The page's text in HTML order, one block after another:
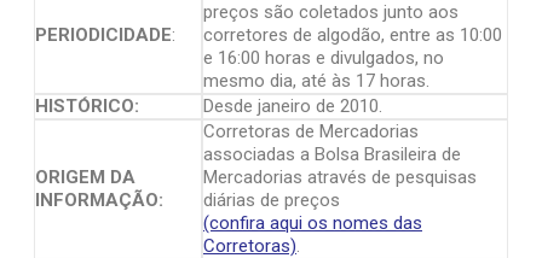
PERIODICIDADE:
preços são coletados junto aos
corretores de algodão, entre as 10:00
e 16:00 horas e divulgados, no
mesmo dia, até às 17 horas.
HISTÓRICO:
Desde janeiro de 2010.
ORIGEM DA
INFORMAÇÃO:
Corretoras de Mercadorias
associadas a Bolsa Brasileira de
Mercadorias através de pesquisas
diárias de preços
(confira aqui os nomes das
Corretoras).